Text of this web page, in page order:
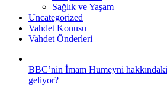
Sağlık ve Yaşam
Uncategorized
Vahdet Konusu
Vahdet Önderleri
BBC’nin İmam Humeyni
geliyor?